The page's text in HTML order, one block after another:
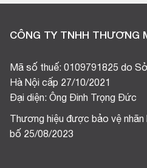
CÔNG TY TNHH THƯƠNG
Mã số thuế: 0109791825 do
Hà Nội cấp 27/10/2021
Đại diện: Ông Đinh Trọng Đức
Thương hiệu được bảo vệ
bố 25/08/2023